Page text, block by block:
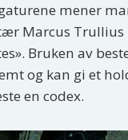
mener
Marcus Trullius
Bruken av
og kan gi et
en codex.